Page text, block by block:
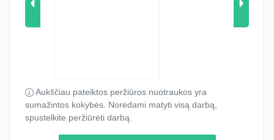
Aukščiau pateiktos peržiūros nuotraukos yra
sumažintos kokybės. Norėdami matyti visą darbą,
spustelkite peržiūrėti darbą.